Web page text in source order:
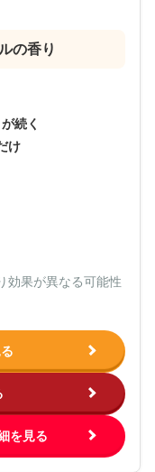
の香り
続く
け
効果が異なる可能性
を見る